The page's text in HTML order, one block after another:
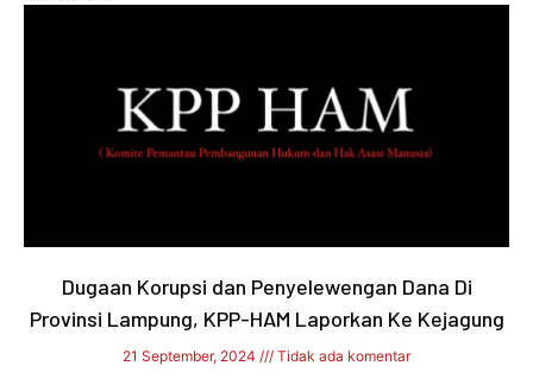
Dugaan Korupsi dan Penyelewengan Dana Di
Provinsi Lampung, KPP-HAM Laporkan Ke Kejagung
21 September, 2024 Tidak ada komentar